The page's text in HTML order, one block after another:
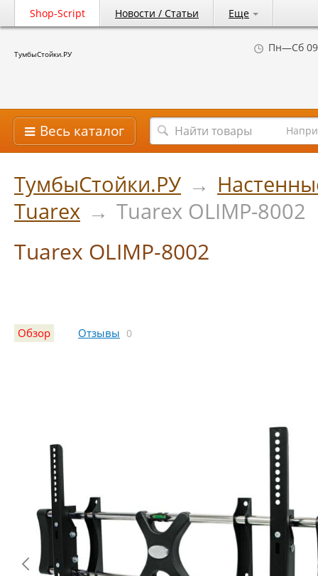
Shop-Script Новости / Статьи Еще
ТумбыСтойки.РУ Пн—Сб
Весь каталог
ТумбыСтойки.РУ →
Tuarex → Tuarex OLIMP-8002
Tuarex OLIMP-8002
Обзор Отзывы 0